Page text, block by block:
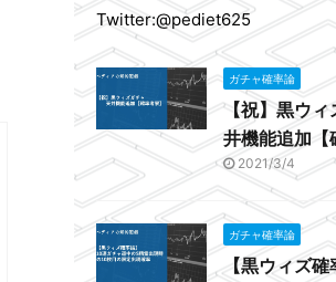
Twitter:@pediet625
ガチャ確率論
【祝】黒ウィ
井機能追加【
2021/3/4
ガチャ確率論
【黒ウィズ